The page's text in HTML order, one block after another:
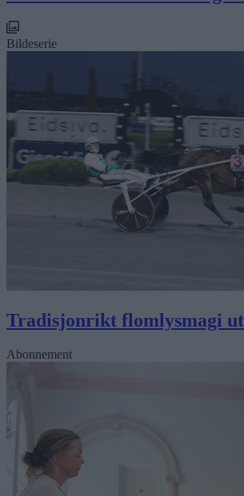
Bildeserie
Tradisjonrikt flomlysmagi
Abonnement